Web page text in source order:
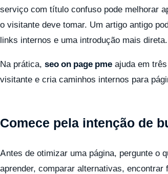
serviço com título confuso pode melhorar
o visitante deve tomar. Um artigo antigo
links internos e uma introdução mais direta.
Na prática, seo on page pme ajuda em
visitante e cria caminhos internos para
Comece pela intenção de
Antes de otimizar uma página, pergunte o
aprender, comparar alternativas,